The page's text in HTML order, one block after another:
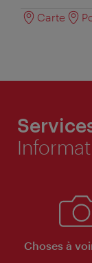
Carte
Choses à